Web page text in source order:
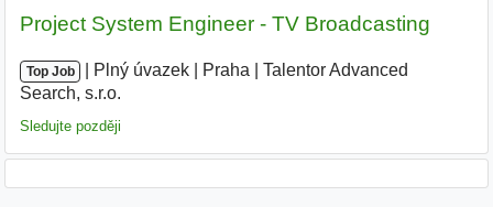
Project System Engineer - TV Broadcasting
Top Job Plný úvazek Praha
Talentor Advanced
Search, s.r.o.
Sledujte později